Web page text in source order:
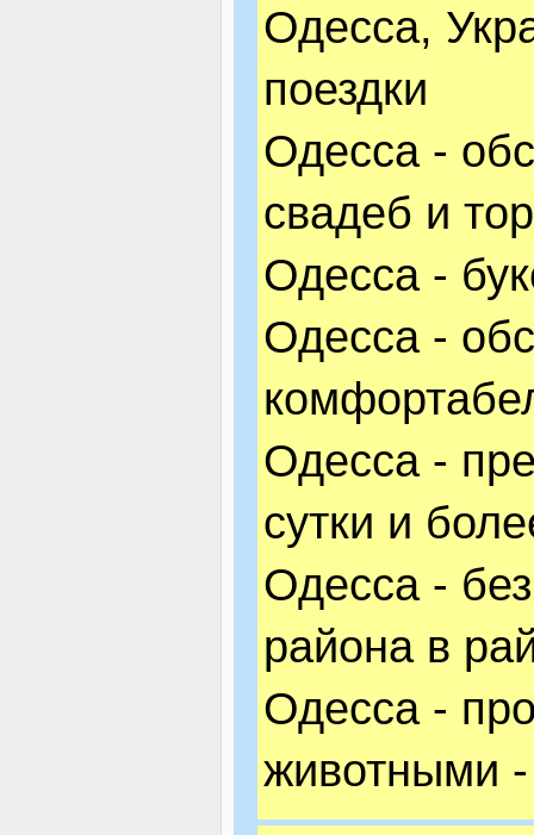
Одесса,
поездки
Одесса -
свадеб и
Одесса -
Одесса -
Одесса -
сутки и
Одесса -
района в
Одесса -
животными